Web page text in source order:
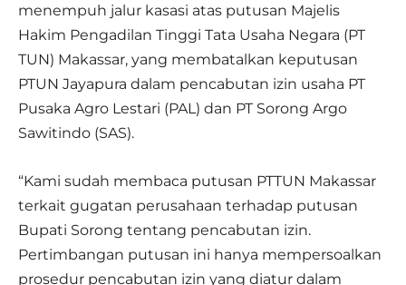
menempuh jalur kasasi atas putusan Majelis
Hakim Pengadilan Tinggi Tata Usaha Negara (PT
TUN) Makassar, yang membatalkan keputusan
PTUN Jayapura dalam pencabutan izin usaha PT
Pusaka Agro Lestari (PAL) dan PT Sorong Argo
Sawitindo (SAS).
“Kami sudah membaca putusan PTTUN Makassar
terkait gugatan perusahaan terhadap putusan
Bupati Sorong tentang pencabutan izin.
Pertimbangan putusan ini hanya mempersoalkan
prosedur pencabutan izin yang diatur dalam